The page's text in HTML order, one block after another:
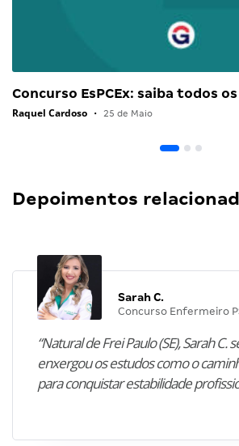
Concurso EsPCEx: saiba todos
Raquel Cardoso • 25 de Maio
Depoimentos
Sarah C.
Concurso Enfermeiro
“Natural de Frei Paulo (SE), Sarah C.
enxergou os estudos como o
para conquistar estabilidade